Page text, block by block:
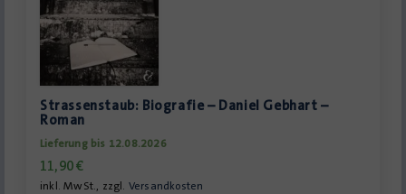
Strassenstaub: Biografie – Daniel Gebhart –
Roman
Lieferung bis 12.08.2026
11,90€
inkl. MwSt., zzgl. Versandkosten